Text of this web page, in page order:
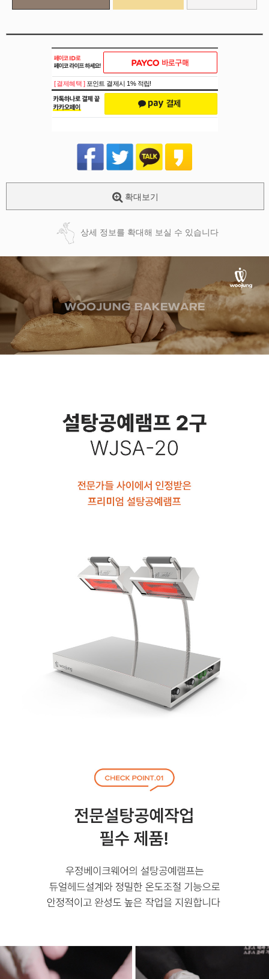
페이코 ID로
페이코 라이
PAYCO 바로
[ 결제혜택 ] 포인트 결제시 1% 적립!
확대보기
상세 정보를 확대해 보실 수 있습니다